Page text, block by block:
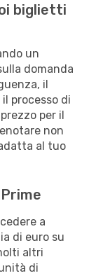
biglietti
un
domanda
il
processo di
per il
non
al tuo
a
di euro su
altri
di